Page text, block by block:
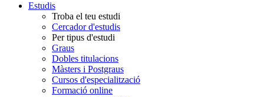
Estudis
Troba el teu estudi
Cercador d'estudis
Per tipus d'estudi
Graus
Dobles titulacions
Màsters i Postgraus
Cursos d'especialització
Formació online